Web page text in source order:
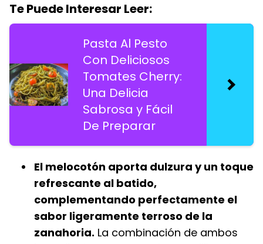
Te Puede Interesar Leer:
Pasta Al Pesto
Con Deliciosos
Tomates Cherry:
Una Delicia
Sabrosa y Fácil
De Preparar
El melocotón aporta dulzura y un toque
refrescante al batido,
complementando perfectamente el
sabor ligeramente terroso de la
zanahoria. La combinación de ambos